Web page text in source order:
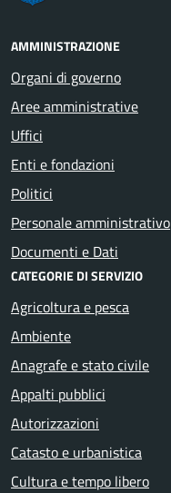
AMMINISTRAZIONE
Organi di governo
Aree amministrative
Uffici
Enti e fondazioni
Politici
Personale amministrativo
Documenti e Dati
CATEGORIE DI SERVIZIO
Agricoltura e pesca
Ambiente
Anagrafe e stato civile
Appalti pubblici
Autorizzazioni
Catasto e urbanistica
Cultura e tempo libero